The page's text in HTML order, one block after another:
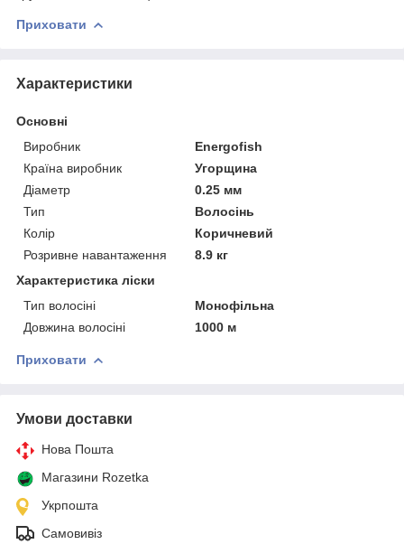
Приховати
Характеристики
Основні
Виробник
Energofish
Країна виробник
Угорщина
Діаметр
0.25 мм
Тип
Волосінь
Колір
Коричневий
Розривне навантаження
8.9 кг
Характеристика ліски
Тип волосіні
Монофільна
Довжина волосіні
1000 м
Приховати
Умови доставки
Нова Пошта
Магазини Rozetka
Укрпошта
Самовивіз